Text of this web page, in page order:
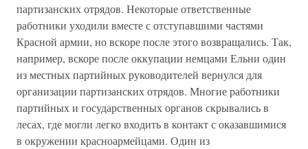
партизанских отрядов. Некоторые ответственные
работники уходили вместе с отступавшими частями
Красной армии, но вскоре после этого возвращались. Так,
например, вскоре после оккупации немцами Ельни один
из местных партийных руководителей вернулся для
организации партизанских отрядов. Многие работники
партийных и государственных органов скрывались в
лесах, где могли легко входить в контакт с оказавшимися
в окружении красноармейцами. Один из